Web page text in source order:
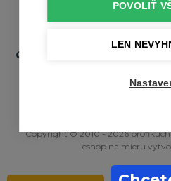
POVOLIŤ
LEN
Copyright © 2010 - 2026
eshop na mieru